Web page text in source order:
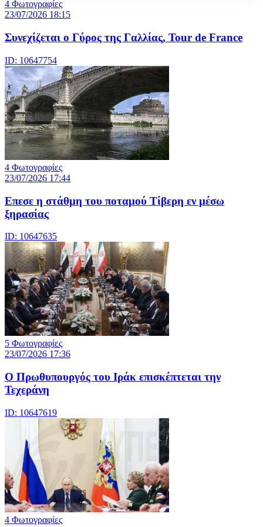
4 Φωτογραφίες
23/07/2026 18:15
Συνεχίζεται ο Γύρος της Γαλλίας, Tour de France
ID: 10647754
4 Φωτογραφίες
23/07/2026 17:44
Επεσε η στάθμη του ποταμού Τίβερη εν μέσω
ξηρασίας
ID: 10647635
5 Φωτογραφίες
23/07/2026 17:36
Ο Πρωθυπουργός του Ιράκ επισκέπτεται την
Τεχεράνη
ID: 10647619
4 Φωτογραφίες